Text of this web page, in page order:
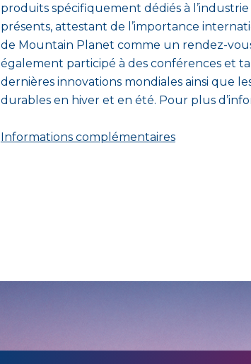
produits spécifiquement dédiés à
présents, attestant de l’importance
de Mountain Planet comme un rendez-
également participé à des conférences et
dernières innovations mondiales ainsi que
durables en hiver et en été. Pour plus
Informations complémentaires